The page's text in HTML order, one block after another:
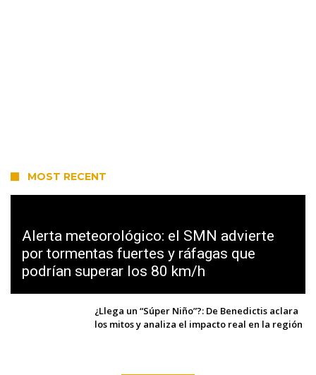
MOST RECENT
Alerta meteorológico: el SMN advierte
por tormentas fuertes y ráfagas que
podrían superar los 80 km/h
¿Llega un “Súper Niño”?: De Benedictis aclara
los mitos y analiza el impacto real en la región